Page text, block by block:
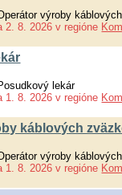
výroby
2. 8. 2026 v regióne
lekár
1. 8. 2026 v regióne
káblových
výroby
1. 8. 2026 v regióne